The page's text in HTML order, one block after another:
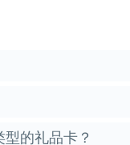
的礼品卡？